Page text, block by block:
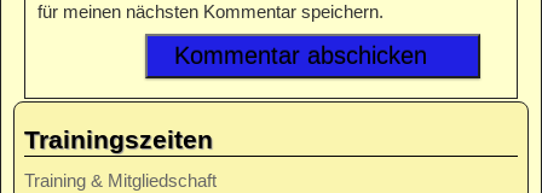
für meinen nächsten Kommentar speichern.
Trainingszeiten
Training & Mitgliedschaft